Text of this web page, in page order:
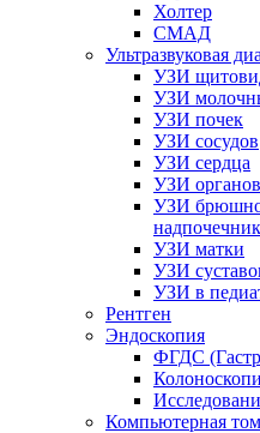
Холтер
СМАД
Ультразвуковая
УЗИ
УЗИ
УЗИ почек
УЗИ сосудов
УЗИ сердца
УЗИ органов
УЗИ
УЗИ матки
УЗИ
УЗИ в
Рентген
Эндоскопия
ФГДС
Компьютерная